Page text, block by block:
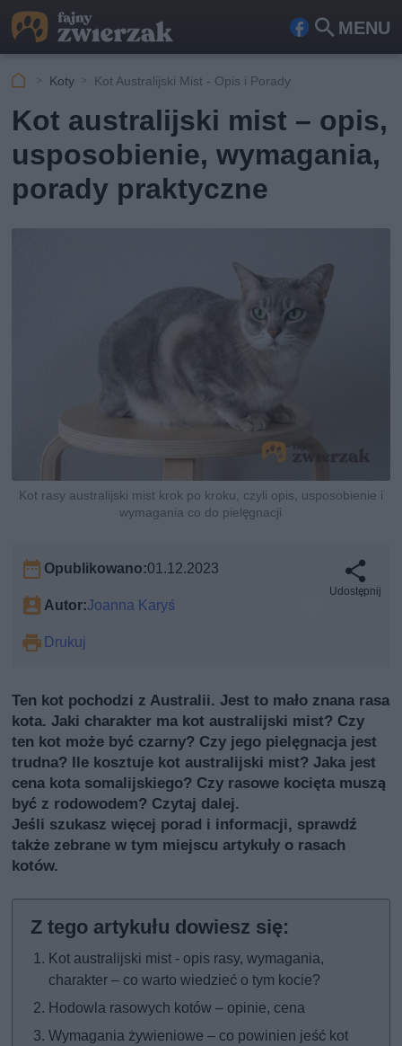
MENU
Fa
ook
Szu
Koty Kot Australijski Mist - Opis i Porady
Kot australijski mist – opis,
usposobienie, wymagania,
porady praktyczne
Kot rasy australijski mist krok po kroku, czyli opis, usposobienie i
wymagania co do pielęgnacji
Opublikowano:01.12.2023
Autor:Joanna Karyś
Drukuj
Udostępnij
Ten kot pochodzi z Australii. Jest to mało znana rasa
kota. Jaki charakter ma kot australijski mist? Czy
ten kot może być czarny? Czy jego pielęgnacja jest
trudna? Ile kosztuje kot australijski mist? Jaka jest
cena kota somalijskiego? Czy rasowe kocięta muszą
być z rodowodem? Czytaj dalej.
Jeśli szukasz więcej porad i informacji, sprawdź
także zebrane w tym miejscu artykuły o rasach
kotów.
Kot australijski mist - opis rasy, wymagania,
charakter – co warto wiedzieć o tym kocie?
Hodowla rasowych kotów – opinie, cena
Wymagania żywieniowe – co powinien jeść kot